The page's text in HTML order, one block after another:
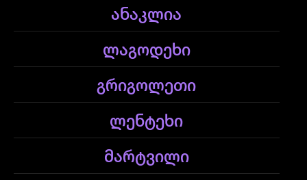
ანაკლია
ლაგოდეხი
გრიგოლეთი
ლენტეხი
მარტვილი